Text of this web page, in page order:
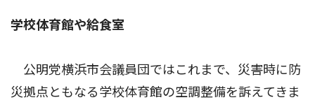
学校体育館や給食室
公明党横浜市会議員団ではこれまで、災害時に防
災拠点ともなる学校体育館の空調整備を訴えてきま